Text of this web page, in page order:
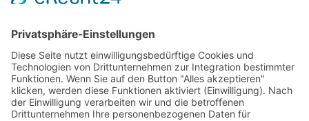
←Vorheriger Beitrag